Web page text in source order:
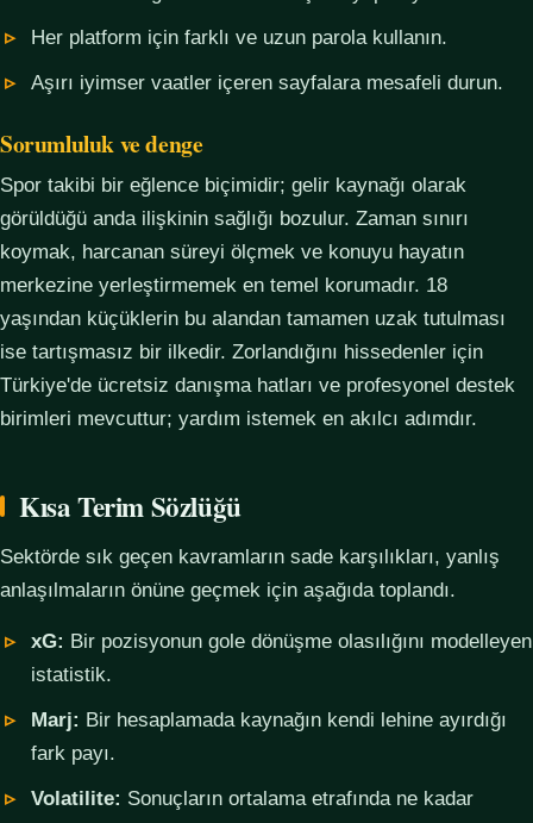
Her platform için farklı ve uzun parola kullanın.
Aşırı iyimser vaatler içeren sayfalara mesafeli durun.
Sorumluluk ve denge
Spor takibi bir eğlence biçimidir; gelir kaynağı olarak
görüldüğü anda ilişkinin sağlığı bozulur. Zaman sınırı
koymak, harcanan süreyi ölçmek ve konuyu hayatın
merkezine yerleştirmemek en temel korumadır. 18
yaşından küçüklerin bu alandan tamamen uzak tutulması
ise tartışmasız bir ilkedir. Zorlandığını hissedenler için
Türkiye'de ücretsiz danışma hatları ve profesyonel destek
birimleri mevcuttur; yardım istemek en akılcı adımdır.
Kısa Terim Sözlüğü
Sektörde sık geçen kavramların sade karşılıkları, yanlış
anlaşılmaların önüne geçmek için aşağıda toplandı.
xG: Bir pozisyonun gole dönüşme olasılığını modelleyen
istatistik.
Marj: Bir hesaplamada kaynağın kendi lehine ayırdığı
fark payı.
Volatilite: Sonuçların ortalama etrafında ne kadar